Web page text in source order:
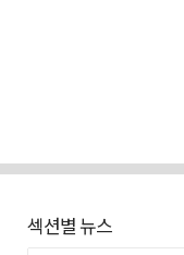
섹션별 뉴스